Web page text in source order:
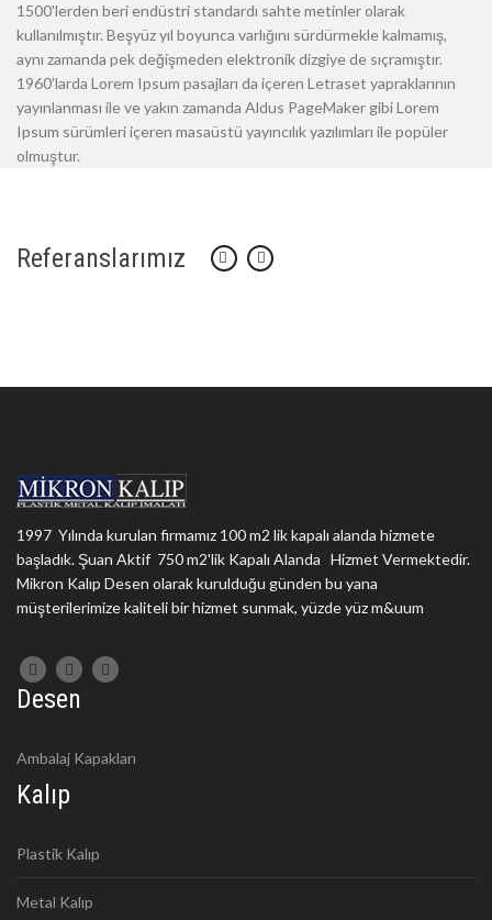
1500'lerden beri endüstri standardı sahte metinler olarak
kullanılmıştır. Beşyüz yıl boyunca varlığını sürdürmekle kalmamış,
aynı zamanda pek değişmeden elektronik dizgiye de sıçramıştır.
1960'larda Lorem Ipsum pasajları da içeren Letraset yapraklarının
yayınlanması ile ve yakın zamanda Aldus PageMaker gibi Lorem
Ipsum sürümleri içeren masaüstü yayıncılık yazılımları ile popüler
olmuştur.
Referanslarımız
1997 Yılında kurulan firmamız 100 m2 lik kapalı alanda hizmete
başladık. Şuan Aktif 750 m2'lik Kapalı Alanda Hizmet Vermektedir.
Mikron Kalıp Desen olarak kurulduğu günden bu yana
müşterilerimize kaliteli bir hizmet sunmak, yüzde yüz m&uum
Desen
Ambalaj Kapakları
Kalıp
Plastik Kalıp
Metal Kalıp